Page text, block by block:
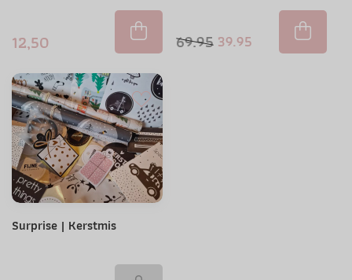
12,50 69.95 39.95
Surprise | Kerstmis